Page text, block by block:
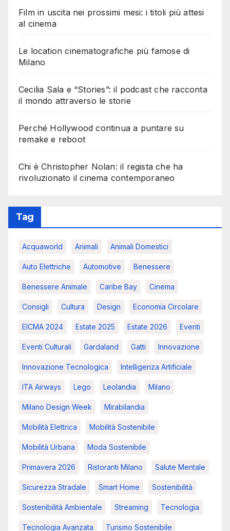
Film in uscita nei prossimi mesi: i titoli più attesi
al cinema
Le location cinematografiche più famose di
Milano
Cecilia Sala e “Stories”: il podcast che racconta
il mondo attraverso le storie
Perché Hollywood continua a puntare su
remake e reboot
Chi è Christopher Nolan: il regista che ha
rivoluzionato il cinema contemporaneo
Tag
Acquaworld Animali Animali Domestici
Auto Elettriche Automotive Benessere
Benessere Animale Caribe Bay Cinema
Consigli Cultura Design Economia Circolare
EICMA 2024 Estate 2025 Estate 2026 Eventi
Eventi Culturali Gardaland Gatti Innovazione
Innovazione Tecnologica Intelligenza Artificiale
ITA Airways Lego Leolandia Milano
Milano Design Week Mirabilandia
Mobilità Elettrica Mobilità Sostenibile
Mobilità Urbana Moda Sostenibile
Primavera 2026 Ristoranti Milano Salute Mentale
Sicurezza Stradale Smart Home Sostenibilità
Sostenibilità Ambientale Streaming Tecnologia
Tecnologia Avanzata Turismo Sostenibile